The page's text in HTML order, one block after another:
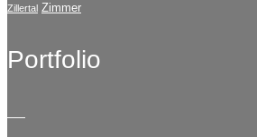
Zillertal Zimmer
Portfolio